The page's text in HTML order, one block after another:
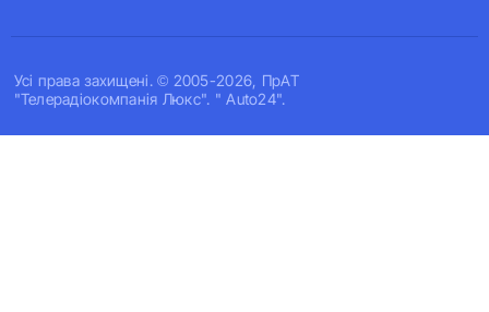
Усi права захищенi. © 2005-2026, ПрАТ
"Телерадіокомпанія Люкс". " Auto24".